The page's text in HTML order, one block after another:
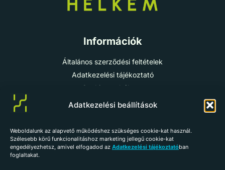
Adatkezelési beállítások
Weboldalunk az alapvető működéshez szükséges cookie-kat használ.
Szélesebb körű funkcionalitáshoz marketing jellegű cookie-kat
engedélyezhetsz, amivel elfogadod az Adatkezelési tájékoztatóban
foglaltakat.
Információk
Általános szerződési feltételek
Adatkezelési tájékoztató
Cookie-szabályzat
Impresszum
info@helkem.hu
+36 70 784 98 59